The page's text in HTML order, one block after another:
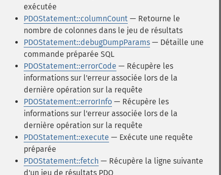
exécutée
PDOStatement::columnCount — Retourne le
nombre de colonnes dans le jeu de résultats
PDOStatement::debugDumpParams — Détaille une
commande préparée SQL
PDOStatement::errorCode — Récupère les
informations sur l'erreur associée lors de la
dernière opération sur la requête
PDOStatement::errorInfo — Récupère les
informations sur l'erreur associée lors de la
dernière opération sur la requête
PDOStatement::execute — Exécute une requête
préparée
PDOStatement::fetch — Récupère la ligne suivante
d'un jeu de résultats PDO